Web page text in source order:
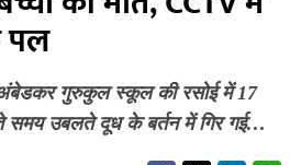
पल
गुरुकुल स्कूल की रसोई में 17
समय उबलते दूध के बर्तन में गिर गई…